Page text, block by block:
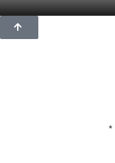
*